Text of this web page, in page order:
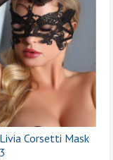
Corsetti Mask